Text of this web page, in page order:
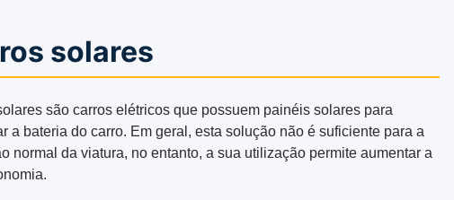
solares
são carros elétricos que possuem painéis solares para
a bateria do carro. Em geral, esta solução não é suficiente para a
normal da viatura, no entanto, a sua utilização permite aumentar a